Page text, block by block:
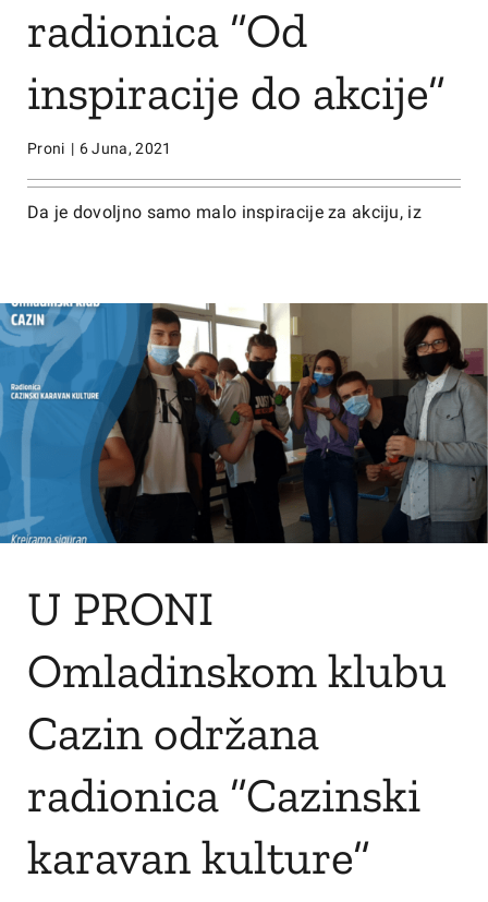
radionica ”Od
inspiracije do akcije”
Proni | 6 Juna, 2021
Da je dovoljno samo malo inspiracije za akciju, iz
U PRONI
Omladinskom klubu
Cazin održana
radionica ”Cazinski
karavan kulture”